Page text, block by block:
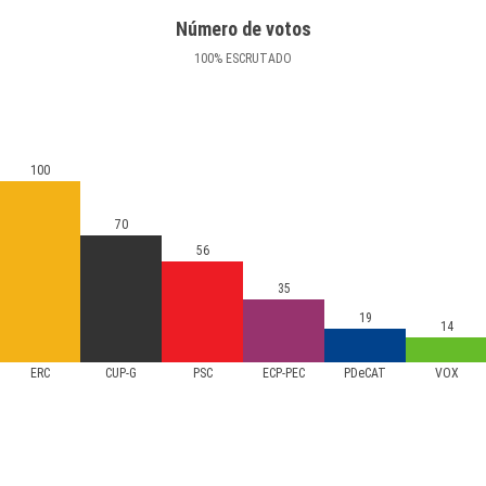
Número de votos
100% ESCRUTADO
ERC CUP-G PSC ECP-PEC PDeCAT VOX
100
70
56
35
19
14